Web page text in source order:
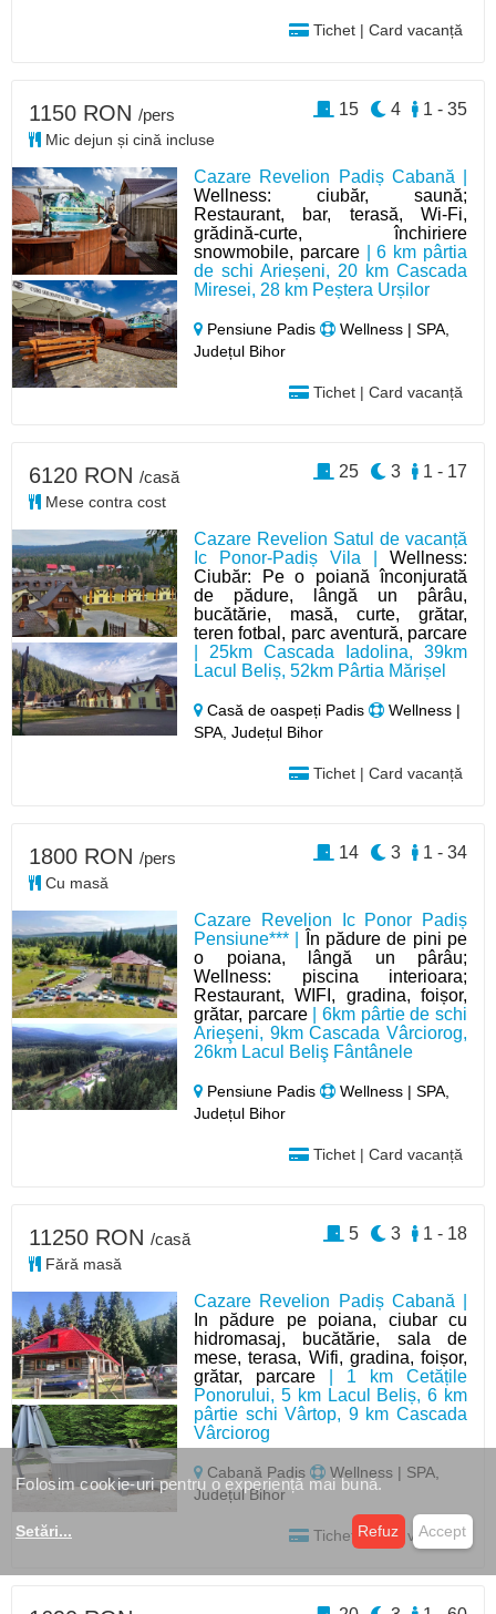
Tichet | Card vacanță
Cazare Revelion Padiș Cabană |
Wellness: ciubăr, saună;
Restaurant, bar, terasă, Wi-Fi,
grădină-curte, închiriere
snowmobile, parcare| 6 km pârtia
de schi Arieșeni, 20 km Cascada
Miresei, 28 km Peștera Urșilor
Pensiune Padis
Wellness | SPA,
Județul Bihor
Tichet | Card vacanță
1150 RON /pers
Mic dejun și cină incluse
1 - 35
4
15
Cazare Revelion Satul de vacanță
Ic Ponor-Padiș Vila | Wellness:
Ciubăr: Pe o poiană înconjurată
de pădure, lângă un pârâu,
bucătărie, masă, curte, grătar,
teren fotbal, parc aventură, parcare
| 25km Cascada Iadolina, 39km
Lacul Beliș, 52km Pârtia Mărișel
Casă de oaspeți Padis
Wellness |
SPA, Județul Bihor
Tichet | Card vacanță
6120 RON /casă
Mese contra cost
1 - 17
3
25
Cazare Revelion Ic Ponor Padiș
Pensiune*** |
În pădure de pini pe
o poiana, lângă un pârâu;
Wellness: piscina interioara;
Restaurant, WIFI, gradina, foișor,
grătar, parcare| 6km pârtie de schi
Arieşeni, 9km Cascada Vârciorog,
26km Lacul Beliş Fântânele
Pensiune Padis
Wellness | SPA,
Județul Bihor
Tichet | Card vacanță
1800 RON /pers
Cu masă
1 - 34
3
14
Cazare Revelion Padiș Cabană |
In pădure pe poiana, ciubar cu
hidromasaj, bucătărie, sala de
mese, terasa, Wifi, gradina, foișor,
grătar, parcare | 1 km Cetățile
Ponorului, 5 km Lacul Beliș, 6 km
pârtie schi Vârtop, 9 km Cascada
Vârciorog
Cabană Padis
Wellness | SPA,
Județul Bihor
Tichet | Card vacanță
11250 RON /casă
Fără masă
1 - 18
3
5
Folosim cookie-uri pentru o experiență mai bună.
Setări... Refuz Accept